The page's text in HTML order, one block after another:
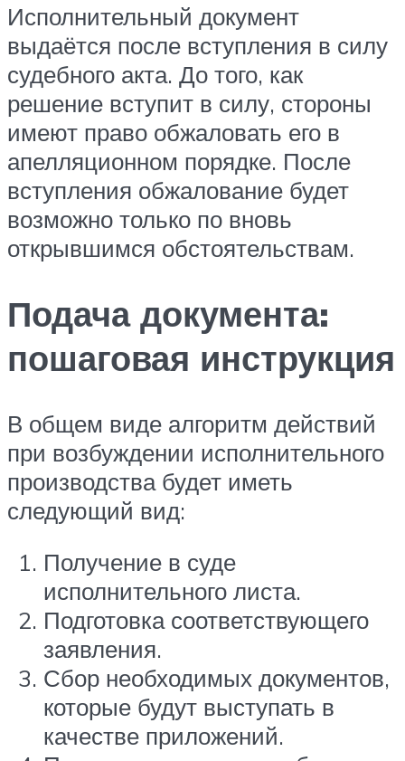
Исполнительный документ
выдаётся после вступления в силу
судебного акта. До того, как
решение вступит в силу, стороны
имеют право обжаловать его в
апелляционном порядке. После
вступления обжалование будет
возможно только по вновь
открывшимся обстоятельствам.
Подача документа:
пошаговая инструкция
В общем виде алгоритм действий
при возбуждении исполнительного
производства будет иметь
следующий вид:
Получение в суде
исполнительного листа.
Подготовка соответствующего
заявления.
Сбор необходимых документов,
которые будут выступать в
качестве приложений.